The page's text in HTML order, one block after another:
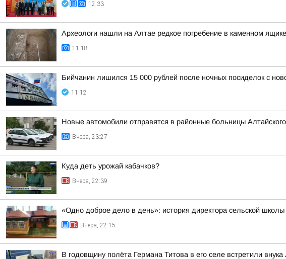
12:33
Археологи нашли на Алтае редкое погребение в каменном ящике
11:18
Бийчанин лишился 15 000 рублей после ночных посиделок с
11:12
Новые автомобили отправятся в районные больницы
Вчера, 23:27
Куда деть урожай кабачков?
Вчера, 22:39
«Одно доброе дело в день»: история директора сельской
Вчера, 22:15
В годовщину полёта Германа Титова в его селе встретили внука